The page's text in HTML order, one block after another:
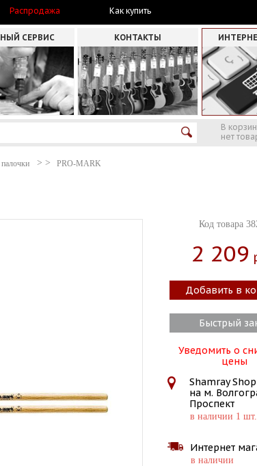
Распродажа Как купить
СЕРВИС КОНТАКТЫ
В
нет
PRO-MARK
Код товара
2 209
Добавить в
Быстрый
Уведомить о
цены
Shamray Shop
на м.
Проспект
в наличии 1 шт.
Интернет
в наличии